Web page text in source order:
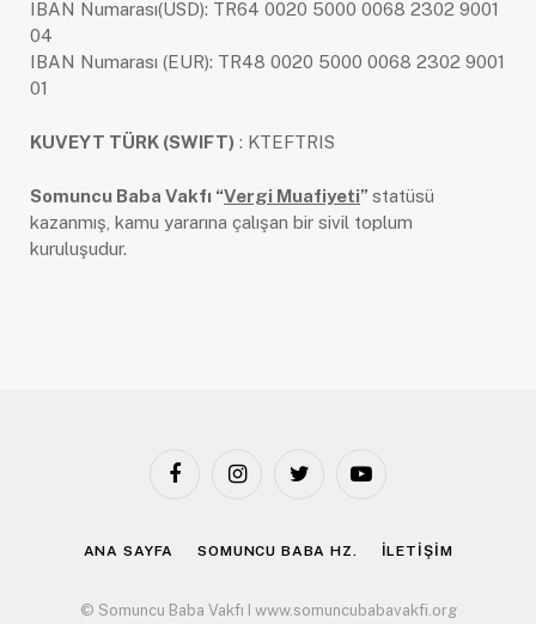
IBAN Numarası(USD): TR64 0020 5000 0068 2302 9001
04
IBAN Numarası (EUR): TR48 0020 5000 0068 2302 9001
01
KUVEYT TÜRK (SWIFT) : KTEFTRIS
Somuncu Baba Vakfı “Vergi Muafiyeti” statüsü
kazanmış, kamu yararına çalışan bir sivil toplum
kuruluşudur.
FacebookInstagramTwitter YouTube
ANA SAYFA SOMUNCU BABA HZ. İLETIŞIM
© Somuncu Baba Vakfı I www.somuncubabavakfi.org